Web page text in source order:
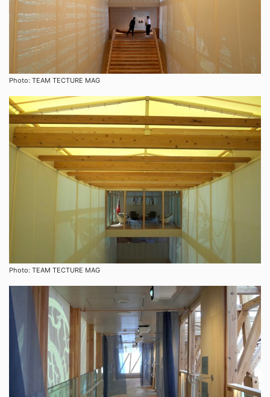
Photo: TEAM TECTURE MAG
Photo: TEAM TECTURE MAG